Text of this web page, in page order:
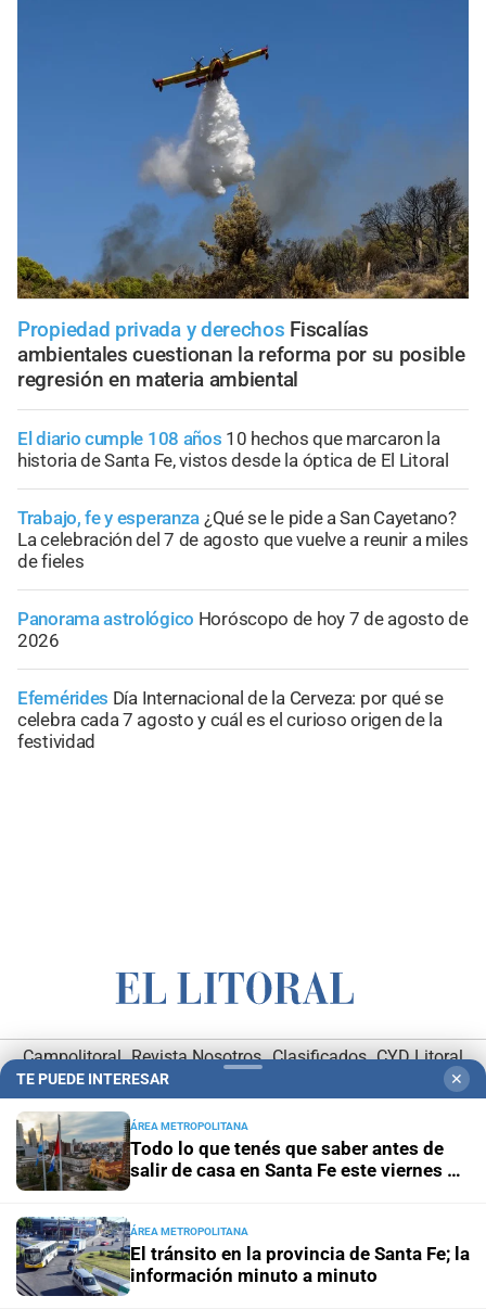
Propiedad privada y derechos Fiscalías
ambientales cuestionan la reforma por su posible
regresión en materia ambiental
El diario cumple 108 años 10 hechos que marcaron la
historia de Santa Fe, vistos desde la óptica de El Litoral
Trabajo, fe y esperanza ¿Qué se le pide a San Cayetano?
La celebración del 7 de agosto que vuelve a reunir a miles
de fieles
Panorama astrológico Horóscopo de hoy 7 de agosto de
2026
Efemérides Día Internacional de la Cerveza: por qué se
celebra cada 7 agosto y cuál es el curioso origen de la
festividad
Campolitoral Revista Nosotros Clasificados CYD Litoral
Podcasts Mirador Provincial
Puerto Negocios
Notife Educacion SF
Hemeroteca Digital (1930-1979)
TE PUEDE INTERESAR ✕
ÁREA METROPOLITANA
Todo lo que tenés que saber antes de
salir de casa en Santa Fe este viernes 7
ÁREA METROPOLITANA
El tránsito en la provincia de Santa Fe; la
información minuto a minuto